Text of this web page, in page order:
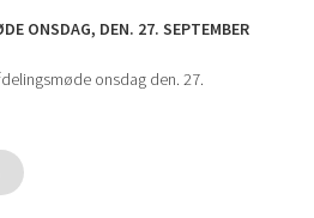
ONSDAG, DEN. 27. SEPTEMBER
onsdag den. 27.